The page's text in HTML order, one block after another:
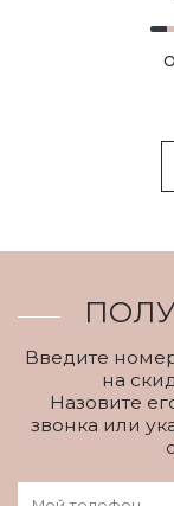
Введите
на
Назовите
звонка или